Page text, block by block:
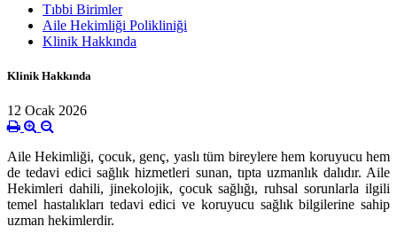
Tıbbi Birimler
Aile Hekimliği Polikliniği
Klinik Hakkında
Klinik Hakkında
12 Ocak 2026
Aile Hekimliği, çocuk, genç, yaslı tüm bireylere hem koruyucu hem
de tedavi edici sağlık hizmetleri sunan, tıpta uzmanlık dalıdır. Aile
Hekimleri dahili, jinekolojik, çocuk sağlığı, ruhsal sorunlarla ilgili
temel hastalıkları tedavi edici ve koruyucu sağlık bilgilerine sahip
uzman hekimlerdir.